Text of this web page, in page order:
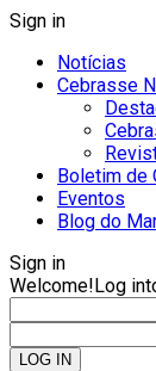
Sign in
Notícias
Cebrasse
Boletim de
Eventos
Blog do
Sign in
Welcome!Log